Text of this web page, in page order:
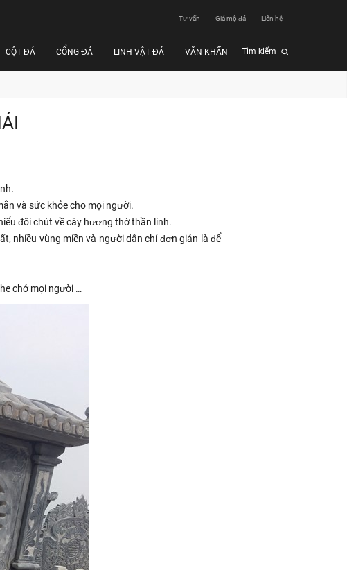
Tư vấn Giá mộ đá Liên hệ
Tìm kiếm
CỘT ĐÁ CỔNG ĐÁ LINH VẬT ĐÁ VĂN KHẤN
và sức khỏe cho mọi người.
đôi chút về cây hương thờ thần linh.
nhiều vùng miền và người dân chỉ đơn giản là để
chở mọi người …